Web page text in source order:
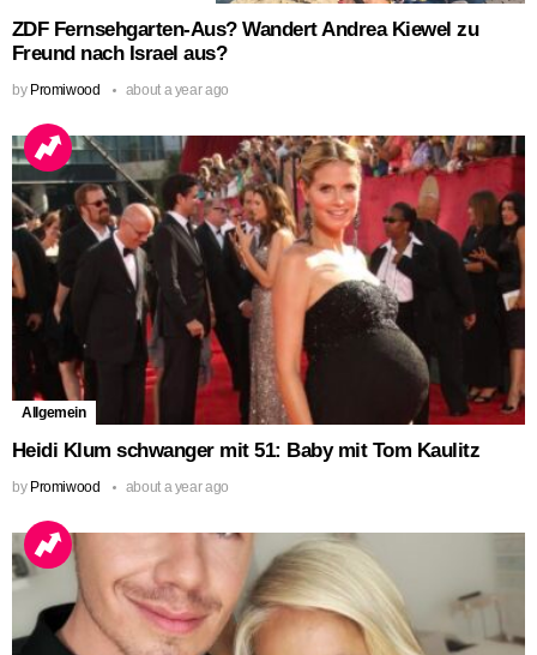
ZDF Fernsehgarten-Aus? Wandert Andrea Kiewel zu
Freund nach Israel aus?
by Promiwood about a year ago
Allgemein
Heidi Klum schwanger mit 51: Baby mit Tom Kaulitz
by Promiwood about a year ago